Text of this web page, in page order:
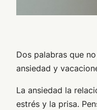
Dos palabras que
ansiedad y
La ansiedad la
estrés y la prisa.